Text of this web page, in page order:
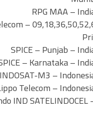
Telecom
IND SATELINDOCEL